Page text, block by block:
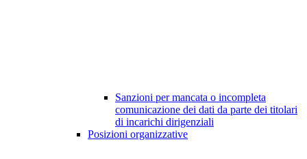
Sanzioni per mancata o incompleta
comunicazione dei dati da parte dei titolari
di incarichi dirigenziali
Posizioni organizzative